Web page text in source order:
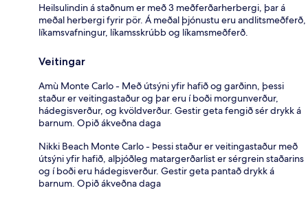
Heilsulindin á staðnum er með 3 meðferðarherbergi, þar á
meðal herbergi fyrir pör. Á meðal þjónustu eru andlitsmeðferð,
líkamsvafningur, líkamsskrúbb og líkamsmeðferð.
Veitingar
Amù Monte Carlo - Með útsýni yfir hafið og garðinn, þessi
staður er veitingastaður og þar eru í boði morgunverður,
hádegisverður, og kvöldverður. Gestir geta fengið sér drykk á
barnum. Opið ákveðna daga
Nikki Beach Monte Carlo - Þessi staður er veitingastaður með
útsýni yfir hafið, alþjóðleg matargerðarlist er sérgrein staðarins
og í boði eru hádegisverður. Gestir geta pantað drykk á
barnum. Opið ákveðna daga